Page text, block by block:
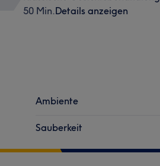
50 Min.Details anzeigen
Ambiente
Sauberkeit